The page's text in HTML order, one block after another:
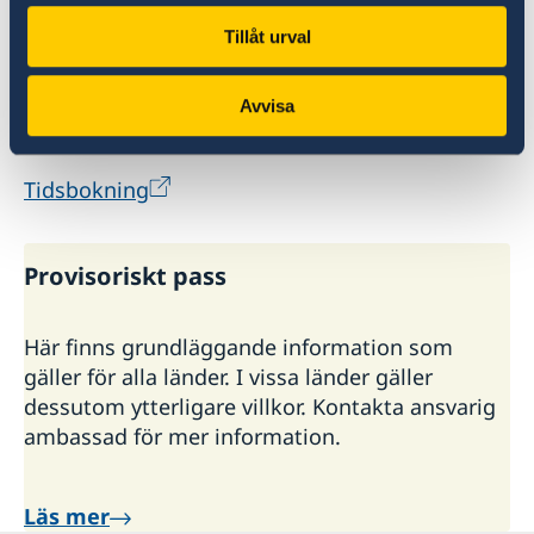
Tillåt urval
Avvisa
567 567 (inom Sverige) eller via
skatteverkets
websida.
För personer under 18 år krävs samtliga
vårdnadshavares medgivande.
Tidsbokning
Provisoriskt pass
Här finns grundläggande information som
gäller för alla länder. I vissa länder gäller
dessutom ytterligare villkor. Kontakta ansvarig
ambassad för mer information.
Läs mer